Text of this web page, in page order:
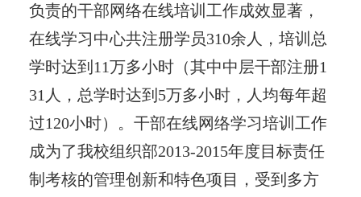
负责的干部网络在线培训工作成效显著，
在线学习中心共注册学员310余人，培训总
学时达到11万多小时（其中中层干部注册1
31人，总学时达到5万多小时，人均每年超
过120小时）。干部在线网络学习培训工作
成为了我校组织部2013-2015年度目标责任
制考核的管理创新和特色项目，受到多方